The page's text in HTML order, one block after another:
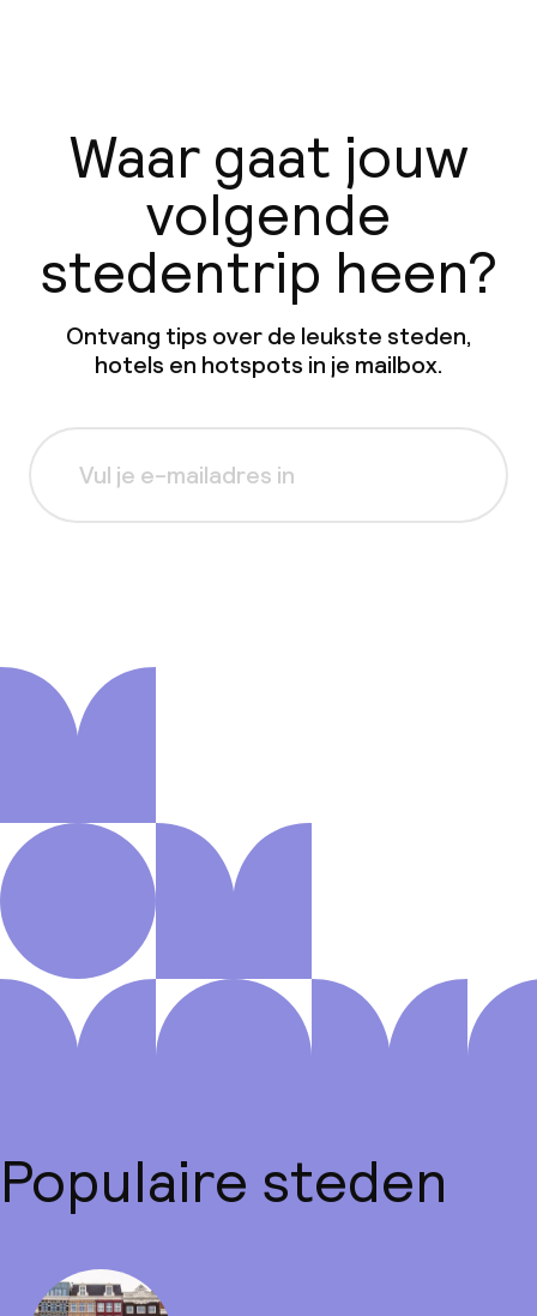
Waar gaat jouw
volgende
stedentrip heen?
Ontvang tips over de leukste steden,
hotels en hotspots in je mailbox.
Populaire steden